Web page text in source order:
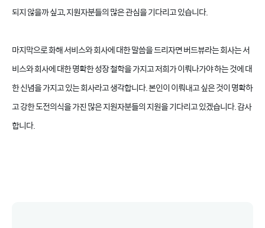
되지 않을까 싶고, 지원자분들의 많은 관심을 기다리고 있습니다.
마지막으로 화해 서비스와 회사에 대한 말씀을 드리자면 버드뷰라는 회사는 서
비스와 회사에 대한 명확한 성장 철학을 가지고 저희가 이뤄나가야 하는 것에 대
한 신념을 가지고 있는 회사라고 생각합니다. 본인이 이뤄내고 싶은 것이 명확하
고 강한 도전의식을 가진 많은 지원자분들의 지원을 기다리고 있겠습니다. 감사
합니다.